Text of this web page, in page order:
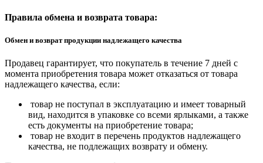
Правила обмена и возврата товара:
Обмен и возврат продукции надлежащего качества
Продавец гарантирует, что покупатель в течение 7 дней с
момента приобретения товара может отказаться от товара
надлежащего качества, если:
товар не поступал в эксплуатацию и имеет товарный
вид, находится в упаковке со всеми ярлыками, а также
есть документы на приобретение товара;
товар не входит в перечень продуктов надлежащего
качества, не подлежащих возврату и обмену.